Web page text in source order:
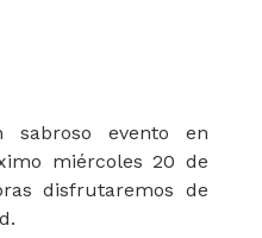
sabroso evento en
miércoles 20 de
disfrutaremos de